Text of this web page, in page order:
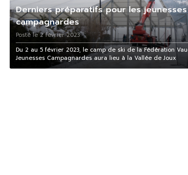
Derniers préparatifs pour les jeunesses
campagnardes
Posté le 2 février 2023
Du 2 au 5 février 2023, le camp de ski de la Fédération
Jeunesses Campagnardes aura lieu à la Vallée de Joux